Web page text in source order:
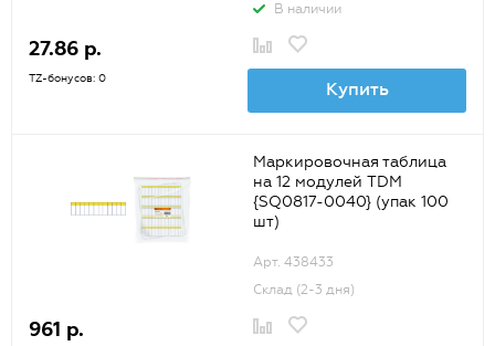
В наличии
27.86 р.
TZ-бонусов: 0 Купить
Маркировочная таблица
на 12 модулей TDM
{SQ0817-0040} (упак 100
шт)
Арт. 438433
Склад (2-3 дня)
961 р.